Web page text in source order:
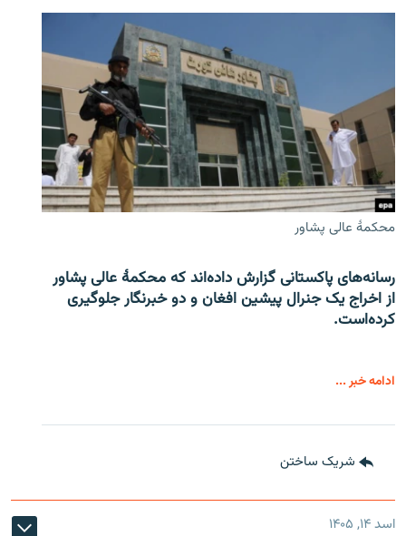
محکمۀ عالی پشاور
رسانه‌های پاکستانی گزارش داده‌اند که محکمۀ عالی پشاور
از اخراج یک جنرال پیشین افغان و دو خبرنگار جلوگیری
کرده‌است.
ادامه خبر ...
شریک ساختن
اسد ۱۴, ۱۴۰۵